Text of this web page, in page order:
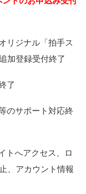
リジナル「拍手ス
加登録受付終了
了
のサポート対応終
トへアクセス、ロ
、アカウント情報